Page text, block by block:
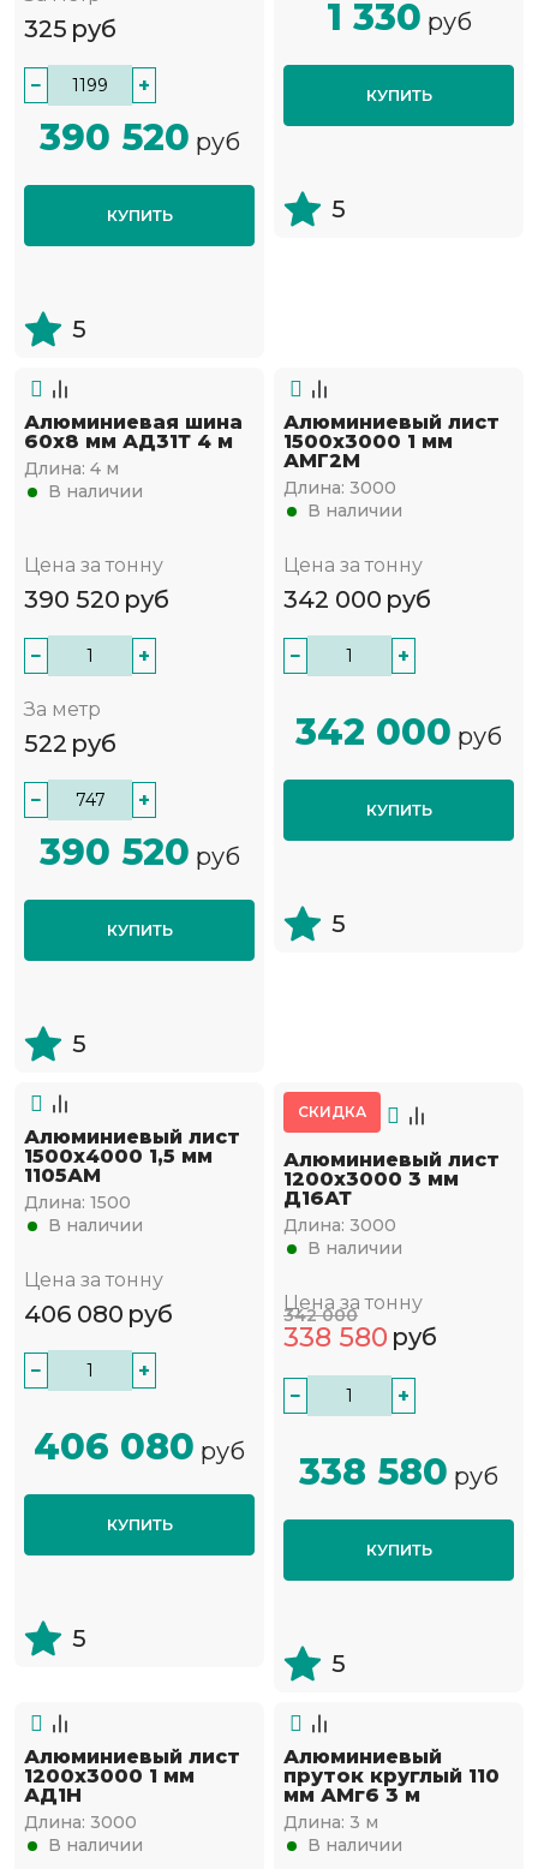
325 руб
− +
390 520 руб
КУПИТЬ
5
1 330 руб
КУПИТЬ
5
Алюминиевая шина
60x8 мм АД31Т 4 м
Длина: 4 м
В наличии
Цена за тонну
390 520 руб
− +
За метр
522 руб
− +
390 520 руб
КУПИТЬ
5
Алюминиевый лист
1500х3000 1 мм
АМГ2М
Длина: 3000
В наличии
Цена за тонну
342 000 руб
− +
342 000 руб
КУПИТЬ
5
Алюминиевый лист
1500х4000 1,5 мм
1105АМ
Длина: 1500
В наличии
Цена за тонну
406 080 руб
− +
406 080 руб
КУПИТЬ
5
СКИДКА
Алюминиевый лист
1200х3000 3 мм
Д16АТ
Длина: 3000
В наличии
Цена за тонну
342 000
338 580 руб
− +
338 580 руб
КУПИТЬ
5
Алюминиевый лист
1200х3000 1 мм
АД1Н
Длина: 3000
В наличии
Алюминиевый
пруток круглый 110
мм АМг6 3 м
Длина: 3 м
В наличии